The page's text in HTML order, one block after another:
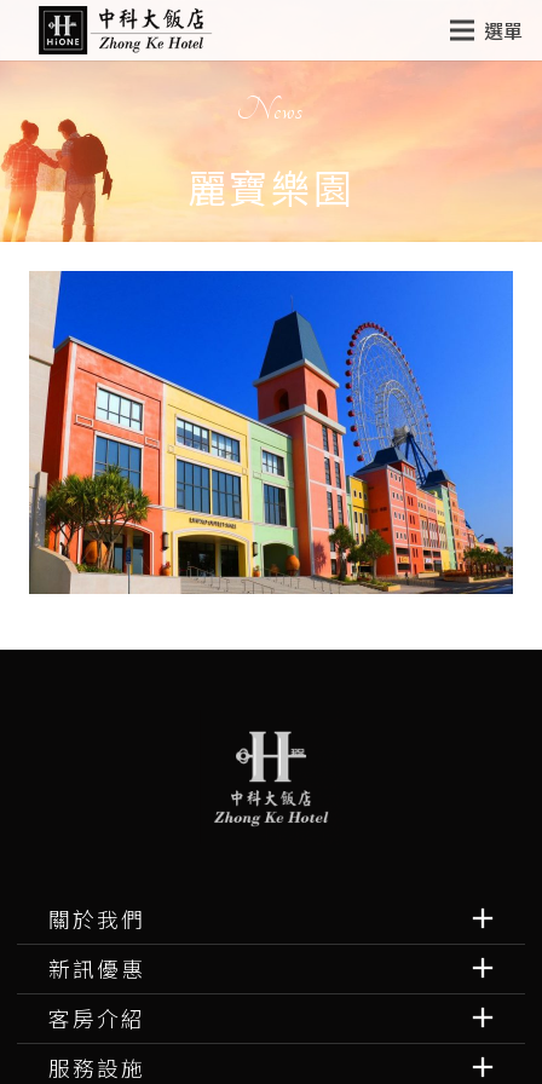
選單
News
麗寶樂園
關於我們
新訊優惠
客房介紹
服務設施